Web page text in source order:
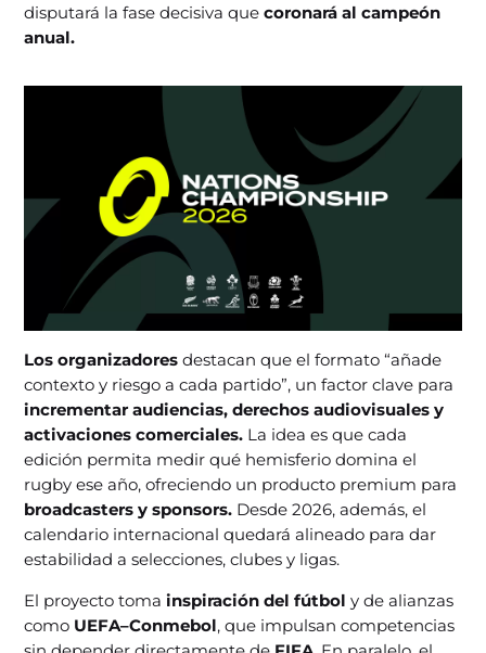
disputará la fase decisiva que coronará al campeón
anual.
Los organizadoresdestacan que el formato “añade
contexto y riesgo a cada partido”, un factor clave para
incrementar audiencias, derechos audiovisuales y
activaciones comerciales. La idea es que cada
edición permita medir qué hemisferio domina el
rugby ese año, ofreciendo un producto premium para
broadcasters y sponsors. Desde 2026, además, el
calendario internacional quedará alineado para dar
estabilidad a selecciones, clubes y ligas.
El proyecto tomainspiración del fútboly de alianzas
como UEFA–Conmebol, que impulsan competencias